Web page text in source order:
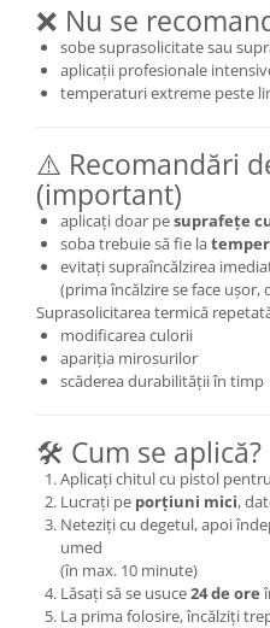
❌ Nu se
sobe suprasolicitate sau
aplicații profesionale
temperaturi extreme peste
⚠️ Recomandări
(important)
aplicați doar pesuprafețe
soba trebuie să fie la
evitați supraîncălzirea
(prima încălzire se face ușor,
Suprasolicitarea termică
modificarea culorii
apariția mirosurilor
scăderea durabilității în timp
🛠 Cum se aplică?
Aplicați chitul cu pistol
Lucrați pe porțiuni mici,
Neteziți cu degetul, apoi
umed
(în max. 10 minute)
Lăsați să se usuce24 de ore
La prima folosire, încălziți